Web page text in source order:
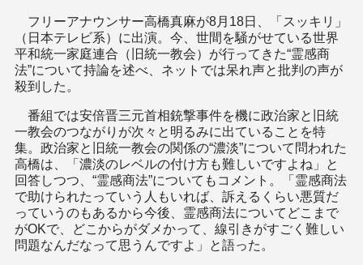
フリーアナウンサー高橋真麻が8月18日、「スッキリ」
（日本テレビ系）に出演。今、世間を騒がせている世界
平和統一家庭連合（旧統一教会）が行ってきた“霊感商
法”について持論を述べ、ネットでは呆れ声と批判の声が
殺到した。
番組では安倍晋三元首相銃撃事件を機に政治家と旧統
一教会のつながりが次々と明るみに出ていることを特
集。政治家と旧統一教会の関係の“濃淡”について問われた
高橋は、「濃淡のレベルの付け方も難しいですよね」と
回答しつつ、“霊感商法”についてもコメント。「霊感商法
で助けられたっていう人もいれば、訴えるくらい悪質だ
っていうのもあるから今後、霊感商法についてどこまで
がOKで、どこからがダメかって、線引きがすごく難しい
問題なんだなって思うんですよ」と語った。